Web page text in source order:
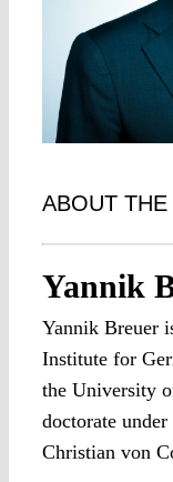
ABOUT
Yannik
Yannik Breuer
Institute for
the University
doctorate
Christian von